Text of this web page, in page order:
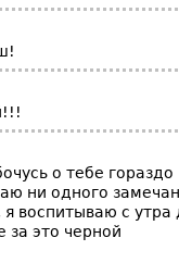
о тебе гораздо
ни одного
воспитываю с утра
это черной